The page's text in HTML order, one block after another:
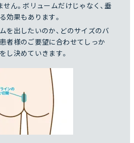
せん。ボリュームだけじゃなく、垂
効果もあります。
を出したいのか、どのサイズのバ
者様のご要望に合わせてしっか
し決めていきます。